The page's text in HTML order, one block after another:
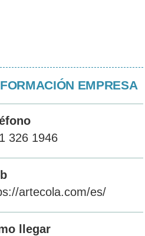
EMPRESA
326 1946
artecola.com/es/
llegar